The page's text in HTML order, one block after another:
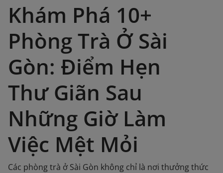
Khám Phá 10+
Phòng Trà Ở Sài
Gòn: Điểm Hẹn
Thư Giãn Sau
Những Giờ Làm
Việc Mệt Mỏi
Các phòng trà ở Sài Gòn không chỉ là nơi thưởng thức